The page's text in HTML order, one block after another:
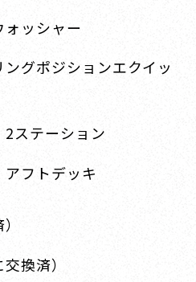
ッシャー
グポジションエクイッ
ステーション
フトデッキ
換済）